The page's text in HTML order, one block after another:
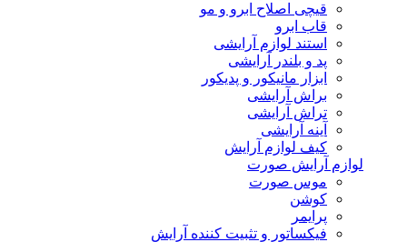
قیچی اصلاح ابرو و مو
قاب ابرو
استند لوازم آرایشی
پد و بلندر آرایشی
ابزار مانیکور و پدیکور
براش آرایشی
تراش آرایشی
آینه آرایشی
کیف لوازم آرایش
لوازم آرایش صورت
موس صورت
کوشن
پرایمر
فیکساتور و تثبیت کننده آرایش